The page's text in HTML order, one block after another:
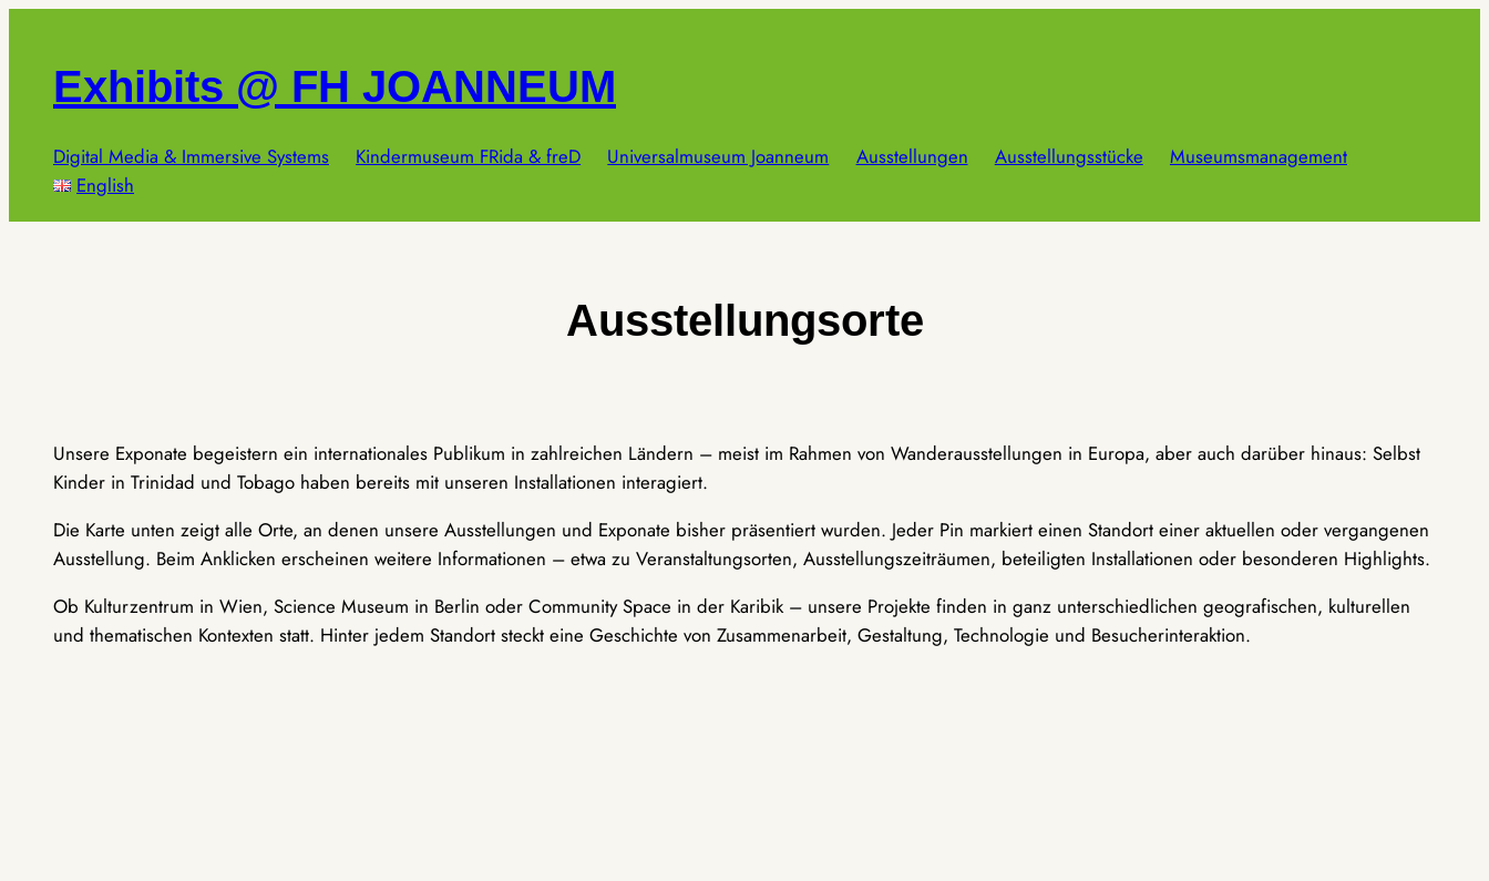
springenExhibits @ FH JOANNEUM
Digital Media & Immersive Systems Kindermuseum FRida & freD Universalmuseum Joanneum Ausstellungen Ausstellungsstücke
Museumsmanagement
English
Ausstellungsorte
Unsere Exponate begeistern ein internationales Publikum in zahlreichen Ländern – meist im Rahmen von Wanderausstellungen in Europa, aber auch darüber hinaus: Selbst
Kinder in Trinidad und Tobago haben bereits mit unseren Installationen interagiert.
Die Karte unten zeigt alle Orte, an denen unsere Ausstellungen und Exponate bisher präsentiert wurden. Jeder Pin markiert einen Standort einer aktuellen oder vergangenen
Ausstellung. Beim Anklicken erscheinen weitere Informationen – etwa zu Veranstaltungsorten, Ausstellungszeiträumen, beteiligten Installationen oder besonderen Highlights.
Ob Kulturzentrum in Wien, Science Museum in Berlin oder Community Space in der Karibik – unsere Projekte finden in ganz unterschiedlichen geografischen, kulturellen
und thematischen Kontexten statt. Hinter jedem Standort steckt eine Geschichte von Zusammenarbeit, Gestaltung, Technologie und Besucherinteraktion.